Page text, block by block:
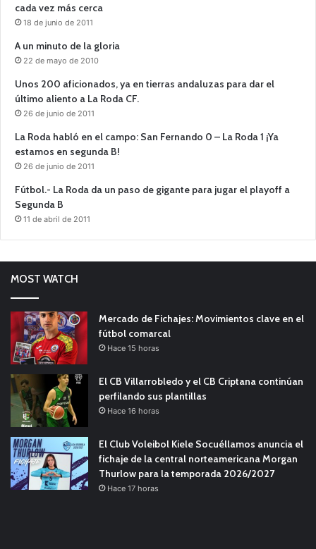
cada vez más cerca
18 de junio de 2011
A un minuto de la gloria
22 de mayo de 2010
Unos 200 aficionados, ya en tierras andaluzas para dar el
último aliento a La Roda CF.
26 de junio de 2011
La Roda habló en el campo: San Fernando 0 – La Roda 1 ¡Ya
estamos en segunda B!
26 de junio de 2011
Fútbol.- La Roda da un paso de gigante para jugar el playoff a
Segunda B
11 de abril de 2011
MOST WATCH
Mercado de Fichajes: Movimientos clave en el
fútbol comarcal
Hace 15 horas
El CB Villarrobledo y el CB Criptana continúan
perfilando sus plantillas
Hace 16 horas
El Club Voleibol Kiele Socuéllamos anuncia el
fichaje de la central norteamericana Morgan
Thurlow para la temporada 2026/2027
Hace 17 horas